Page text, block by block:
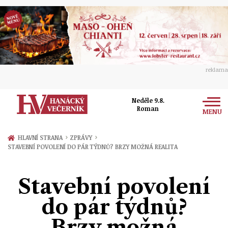
reklama
Neděle 9.8.
Roman
MENU
Zprávy
Prostějov
Politika
Ekonomika
Kultura
Společnost
HLAVNÍ STRANA › ZPRÁVY ›
STAVEBNÍ POVOLENÍ DO PÁR TÝDNŮ? BRZY MOŽNÁ REALITA
Stavební povolení
do pár týdnů?